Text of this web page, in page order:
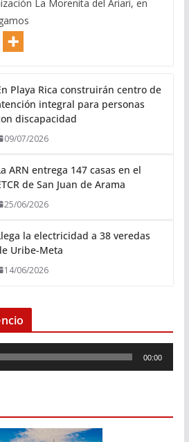
La Morenita del Ariari, en
Playa Rica construirán centro de
integral para personas
discapacidad
09/07/2026
ARN entrega 147 casas en el
de San Juan de Arama
25/06/2026
la electricidad a 38 veredas
Uribe-Meta
14/06/2026
00:00